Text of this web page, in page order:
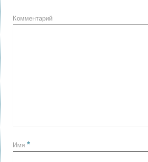
Комментарий
Имя *